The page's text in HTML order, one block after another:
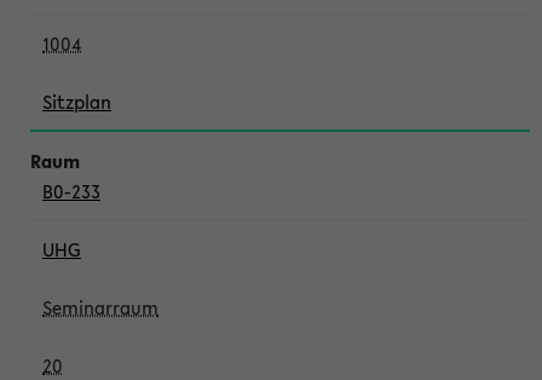
1004
Sitzplan
B0-233
UHG
Seminarraum
20